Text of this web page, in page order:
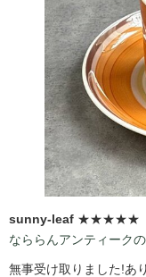
sunny-leaf ★★★★★
なららんアンティーク
無事受け取りました!あ